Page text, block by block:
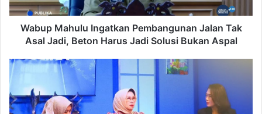
Jadi,
Beton
Harus
Bukan
Aspal
Wabup Mahulu Ingatkan Pembangunan Jalan Tak
Asal Jadi, Beton Harus Jadi Solusi Bukan Aspal
Pajak
Jadi
Penopang
Fiskal